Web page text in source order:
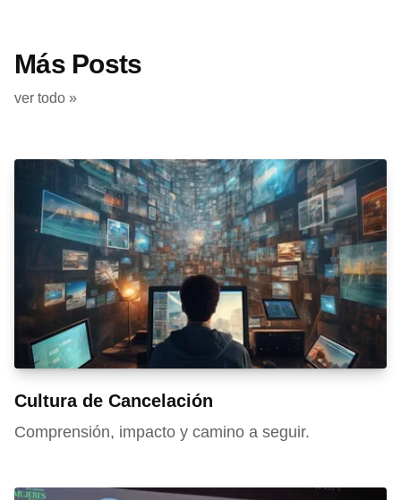
Más Posts
ver todo »
Cultura de Cancelación
Comprensión, impacto y camino a seguir.